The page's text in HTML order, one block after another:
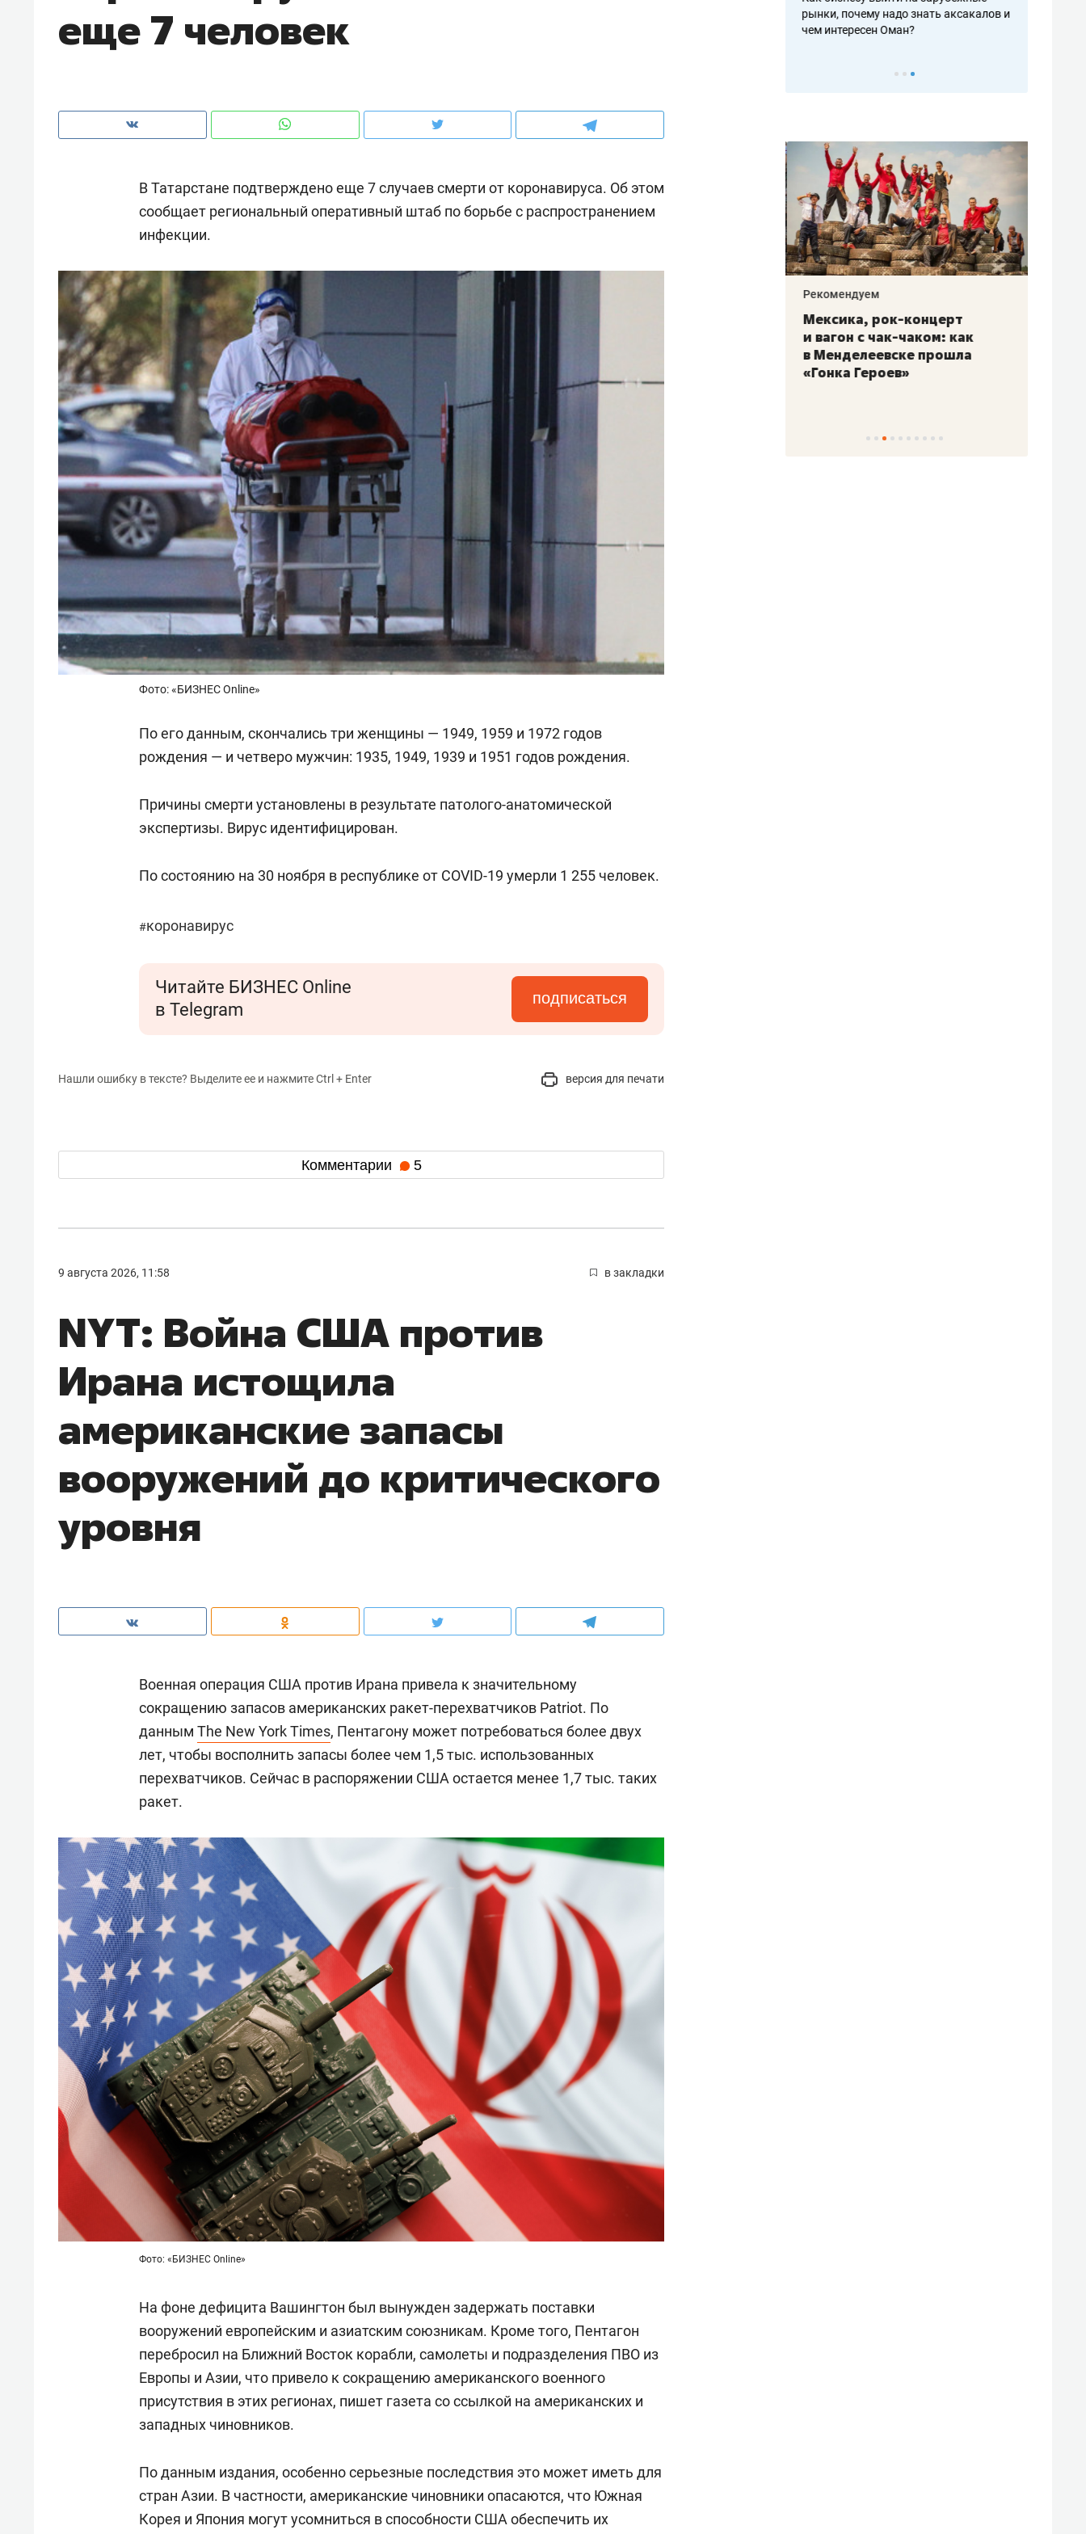
еще 7 человек
В Татарстане подтверждено еще 7 случаев смерти от коронавируса. Об этом
сообщает региональный оперативный штаб по борьбе с распространением
инфекции.
Фото: «БИЗНЕС Online»
По его данным, скончались три женщины — 1949, 1959 и 1972 годов
рождения — и четверо мужчин: 1935, 1949, 1939 и 1951 годов рождения.
Причины смерти установлены в результате патолого-анатомической
экспертизы. Вирус идентифицирован.
По состоянию на 30 ноября в республике от COVID-19 умерли 1 255 человек.
#коронавирус
Читайте БИЗНЕС Online
в Telegram
подписаться
Нашли ошибку в тексте? Выделите ее и нажмите Ctrl + Enter версия для печати
Комментарии 5
9 августа 2026, 11:58 в закладки
NYT: Война США против
Ирана истощила
американские запасы
вооружений до критического
уровня
Военная операция США против Ирана привела к значительному
сокращению запасов американских ракет-перехватчиков Patriot. По
данным The New York Times, Пентагону может потребоваться более двух
лет, чтобы восполнить запасы более чем 1,5 тыс. использованных
перехватчиков. Сейчас в распоряжении США остается менее 1,7 тыс. таких
ракет.
Фото: «БИЗНЕС Online»
На фоне дефицита Вашингтон был вынужден задержать поставки
вооружений европейским и азиатским союзникам. Кроме того, Пентагон
перебросил на Ближний Восток корабли, самолеты и подразделения ПВО из
Европы и Азии, что привело к сокращению американского военного
присутствия в этих регионах, пишет газета со ссылкой на американских и
западных чиновников.
По данным издания, особенно серьезные последствия это может иметь для
стран Азии. В частности, американские чиновники опасаются, что Южная
Корея и Япония могут усомниться в способности США обеспечить их
рынки, почему надо знать аксакалов и
чем интересен Оман?
рынки, почему надо знать аксакалов и
чем интересен Оман?
Рекомендуем
Как ГК «МИР ГРУПП» и ВТБ
создают оазис жилого
комфорта под Казанью
ID вместо ключа: какой будет
безопасность в ЖК «Нова»
антихрупких команд
Рекомендуем
Мексика, рок-концерт
и вагон с чак-чаком: как
в Менделеевске прошла
«Гонка Героев»